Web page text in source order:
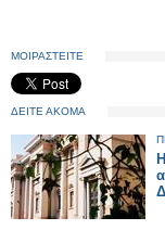
ΜΟΙΡΑΣΤΕΙΤΕ
ΔΕΙΤΕ ΑΚΟΜΑ